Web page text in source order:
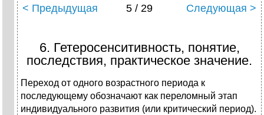
< Предыдущая 5 / 29 Следующая >
6. Гетеросенситивность, понятие,
последствия, практическое значение.
Переход от одного возрастного периода к
последующему обозначают как переломный этап
индивидуального развития (или критический период).